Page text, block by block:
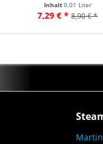
Inhalt 0.01 Liter
7,29 € * 8,90 € *